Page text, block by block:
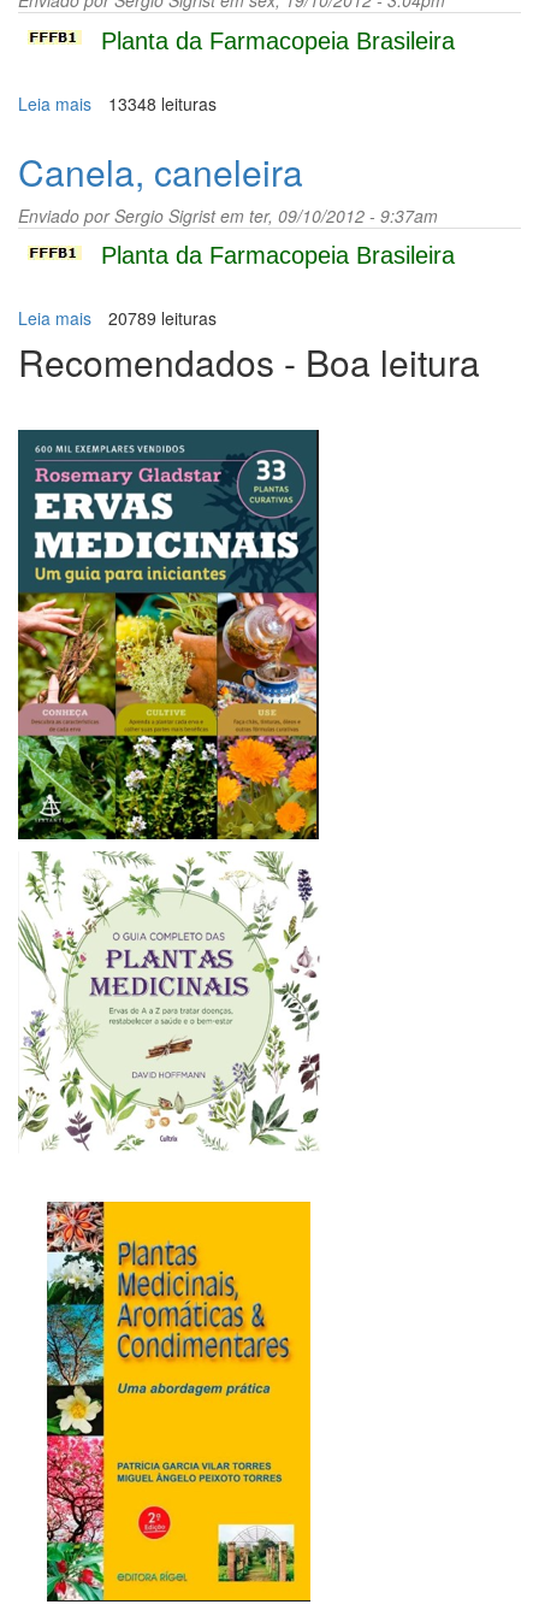
Planta da Farmacopeia Brasileira
Leia mais sobre
13348 leituras
Canela, caneleira
Enviado porSergio Sigristem ter, 09/10/2012 - 9:37am
Planta da Farmacopeia Brasileira
Leia mais sobre
caneleira
20789 leituras
Recomendados - Boa leitura